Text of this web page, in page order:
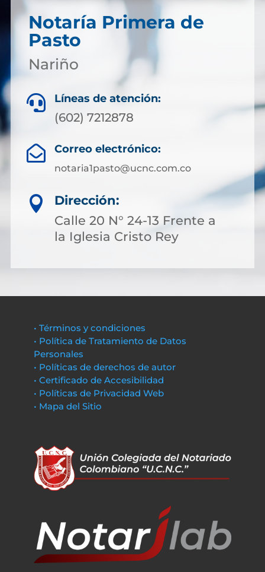
Notaría Primera de
Pasto
Nariño
 Líneas de atención:
(602) 7212878
 Correo electrónico:
notaria1pasto@ucnc.com.co

Dirección:
Calle 20 N° 24-13 Frente a
la Iglesia Cristo Rey
• Términos y condiciones
• Política de Tratamiento de Datos
Personales
• Políticas de derechos de autor
• Certificado de Accesibilidad
• Políticas de Privacidad Web
• Mapa del Sitio